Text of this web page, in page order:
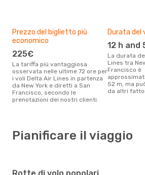
Prezzo del biglietto più
economico
225€
La tariffa più vantaggiosa
osservata nelle ultime 72 ore per
i voli Delta Air Lines in partenza
da New York e diretti a San
Francisco, secondo le
prenotazioni dei nostri clienti.
Durata del
12 h and
La durata del volo Delta Air
Lines tra
Francisco è
52 m, ma
da altri
Pianificare il viaggio